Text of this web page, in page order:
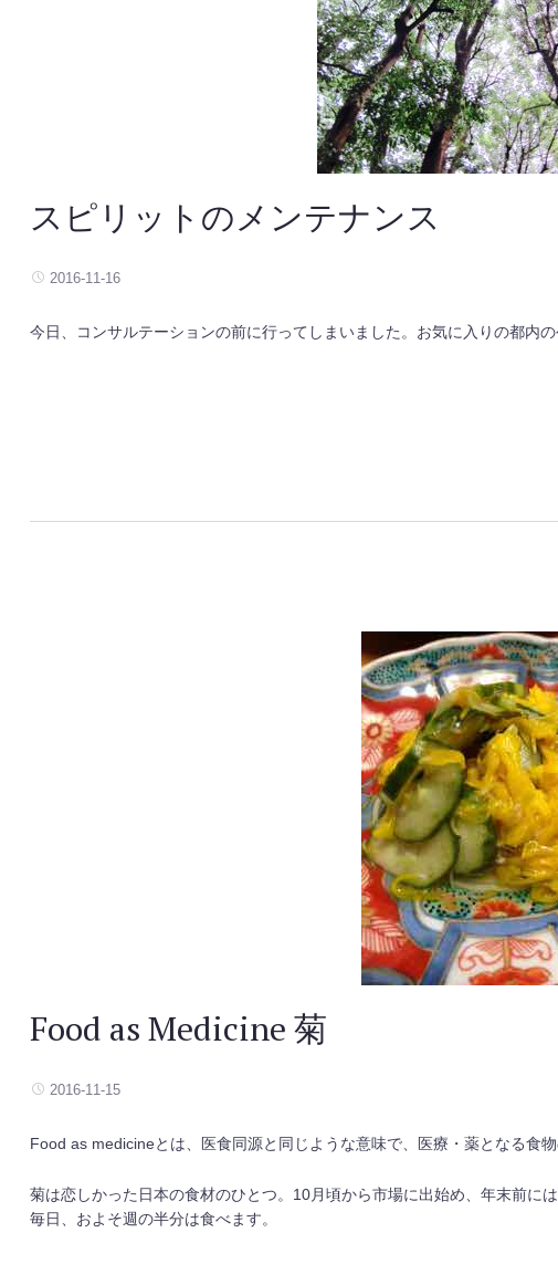
スピリットのメンテナンス
2016-11-16
今日、コンサルテーションの前に行ってしまいました。お気に入りの都内の
Food as Medicine 菊
2016-11-15
Food as medicineとは、医食同源と同じような意味で、医療・薬となる食物
菊は恋しかった日本の食材のひとつ。10月頃から市場に出始め、年末前に
毎日、およそ週の半分は食べます。